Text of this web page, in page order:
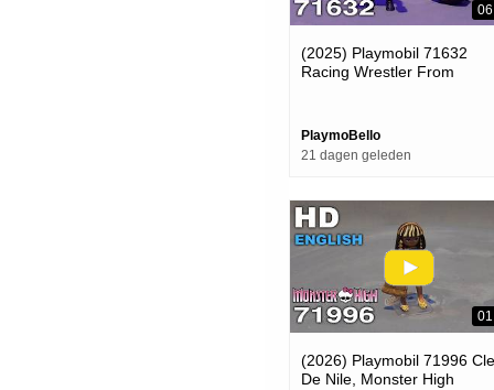
(2025) Playmobil 71632
Racing Wrestler From
PlaymoBello
21 dagen geleden
(2026) Playmobil 71996
De Nile, Monster High